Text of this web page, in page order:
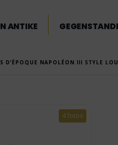
ANTIKE
D’ÉPOQUE NAPOLÉON III STYLE
4 fotos